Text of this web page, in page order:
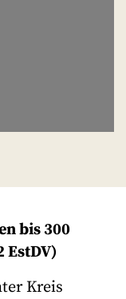
bis 300
EstDV)
Kreis